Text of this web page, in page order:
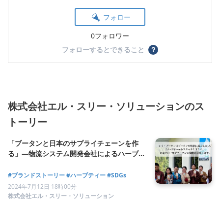
フォロー
0フォロワー
フォローするとできること
？
株式会社エル・スリー・ソリューションのス
トーリー
「ブータンと日本のサプライチェーンを作
る」―物流システム開発会社によるハーブテ
タン）」の誕生秘話―
#ブランドストーリー#ハーブティー#SDGs
2024年7月12日 18時00分
株式会社エル・スリー・ソリューション